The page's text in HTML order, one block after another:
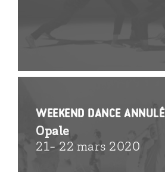
WEEKEND DANCE ANNULÉ
Opale
21- 22 mars 2020